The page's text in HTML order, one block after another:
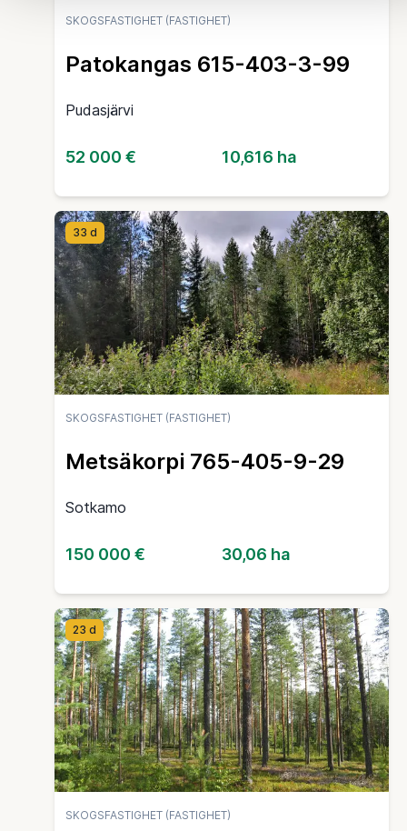
SKOGSFASTIGHET (FASTIGHET)
Patokangas 615-403-3-99
Pudasjärvi
52 000 € 10,616 ha
33 d
SKOGSFASTIGHET (FASTIGHET)
Metsäkorpi 765-405-9-29
Sotkamo
150 000 € 30,06 ha
23 d
SKOGSFASTIGHET (FASTIGHET)